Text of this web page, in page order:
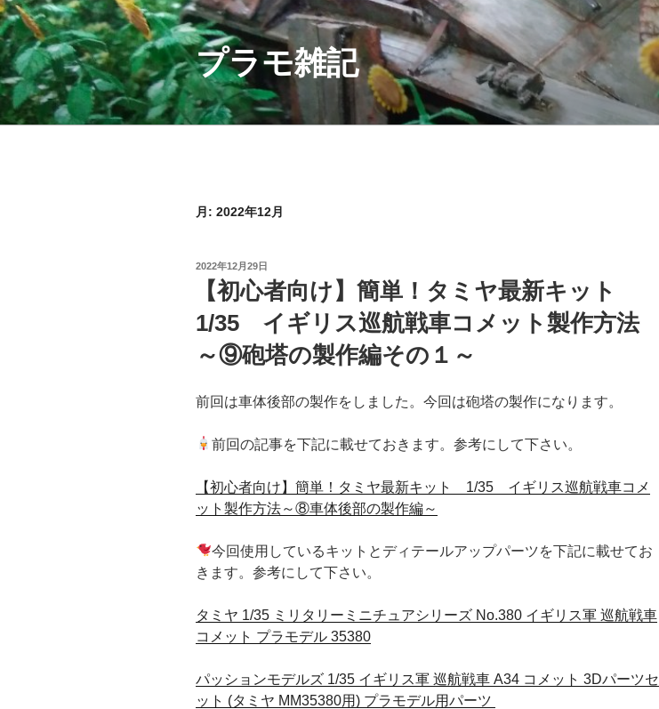
コ
ン
テ
ン
ツ
へ
プラモ雑記
月: 2022年12月
投
2022年12月29日
【初心者向け】簡単！タミヤ最新キット
1/35 イギリス巡航戦車コメット製作方法
～⑨砲塔の製作編その１～
前回は車体後部の製作をしました。今回は砲塔の製作になります。
前回の記事を下記に載せておきます。参考にして下さい。
【初心者向け】簡単！タミヤ最新キット 1/35 イギリス巡航戦車コメ
ット製作方法～⑧車体後部の製作編～
今回使用しているキットとディテールアップパーツを下記に載せてお
きます。参考にして下さい。
タミヤ 1/35 ミリタリーミニチュアシリーズ No.380 イギリス軍 巡航戦車
コメット プラモデル 35380
パッションモデルズ 1/35 イギリス軍 巡航戦車 A34 コメット 3Dパーツセ
ット (タミヤ MM35380用) プラモデル用パーツ